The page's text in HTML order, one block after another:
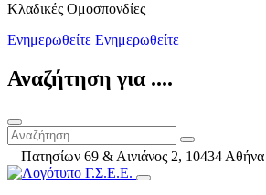
Kλαδικές Ομοσπονδίες
Ενημερωθείτε Ενημερωθείτε
Αναζήτηση για ....
Πατησίων 69 & Αινιάνος 2, 10434 Αθήνα